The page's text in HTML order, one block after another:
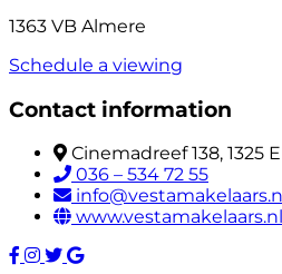
1363 VB Almere
Schedule a viewing
Contact information
Cinemadreef 138, 1325
036 – 534 72 55
info@vestamakelaars.nl
www.vestamakelaars.nl